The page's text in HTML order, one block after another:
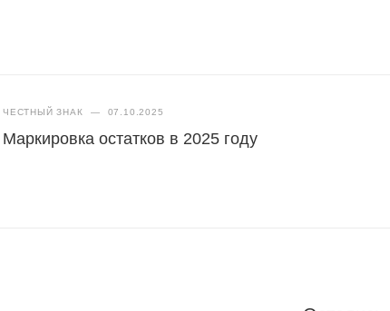
ЧЕСТНЫЙ ЗНАК — 07.10.2025
Маркировка остатков в 2025 году